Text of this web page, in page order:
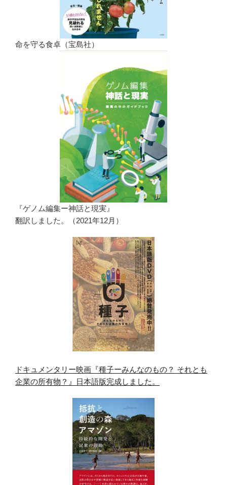
命を守る食卓（宝島社）
『ゲノム編集ー神話と現実』
翻訳しました。（2021年12月）
ドキュメンタリー映画『種子ーみんなのもの？ それとも
企業の所有物？』日本語版完成しました。